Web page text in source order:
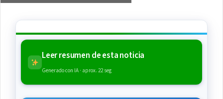
Leer resumen de esta noticia
Generado con IA · aprox. 22 seg